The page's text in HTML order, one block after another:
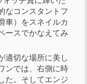
なコンスタントフ
車）をスネイルカ
ースでかなえてみ
適切な場所に美し
ンでは、右側に時
た。そしてエンジ